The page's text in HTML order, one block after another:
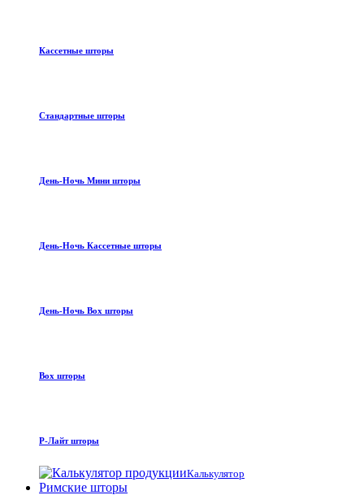
Кассетные шторы
Стандартные шторы
День-Ночь Мини шторы
День-Ночь Кассетные шторы
День-Ночь Box шторы
Box шторы
Р-Лайт шторы
Калькулятор
Римские шторы